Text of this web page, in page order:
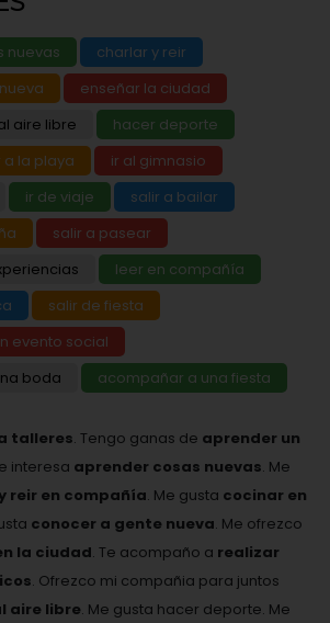
nuevas
charlar y reir
enseñar la ciudad
aire libre
hacer deporte
a la playa
ir al gimnasio
ir de viaje
salir a bailar
salir a pasear
leer en compañía
salir de fiesta
evento social
boda
acompañar a una fiesta
talleres. Tengo ganas de aprender un
interesa aprender cosas nuevas. Me
reir en compañía. Me gusta cocinar en
conocer a gente nueva. Me ofrezco
la ciudad. Te acompaño a realizar
. Ofrezco mi compañia para juntos
aire libre. Me gusta hacer deporte. Me